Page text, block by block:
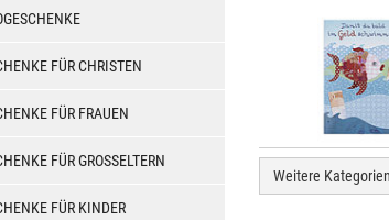
Weitere
FÜR CHRISTEN
FÜR FRAUEN
FÜR GROSSELTERN
FÜR KINDER